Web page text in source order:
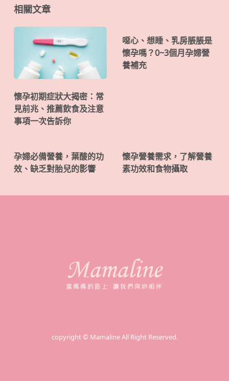
相關文章
懷孕初期症狀大揭密：常
見前兆、推薦飲食及注意
事項一次告訴你
噁心、想睡、乳房脹脹是
懷孕嗎？0~3個月孕婦營
養補充
孕婦必備營養，葉酸的功
效、缺乏對胎兒的影響
懷孕營養需求，了解營養
素功效和食物攝取
copyright © Mamaline All Right Reserved.